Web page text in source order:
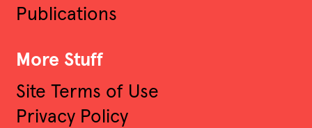
Publications
More Stuff
Site Terms of Use
Privacy Policy